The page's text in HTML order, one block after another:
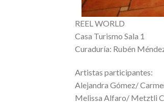
REEL WORLD
Casa Turismo Sala 1
Curaduría: Rubén
Artistas participantes:
Alejandra Gómez/
Melissa Alfaro/ Metztli